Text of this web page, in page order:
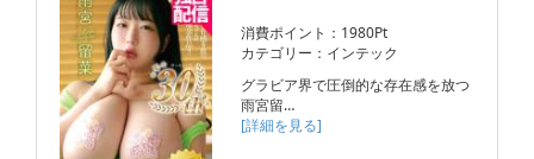
消費ポイント：1980Pt
カテゴリー：インテック
グラビア界で圧倒的な存在感を放つ
雨宮留…
[詳細を見る]